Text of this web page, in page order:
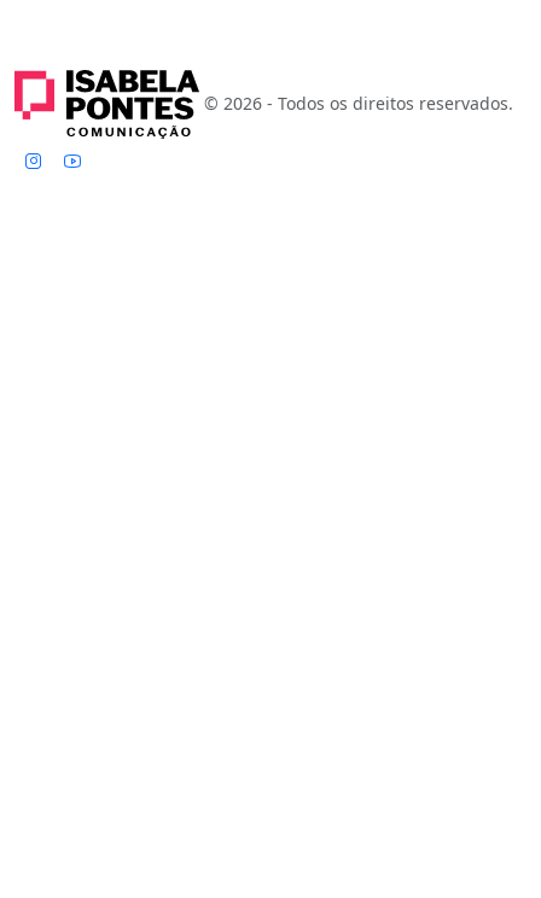
© 2026 - Todos os direitos reservados.